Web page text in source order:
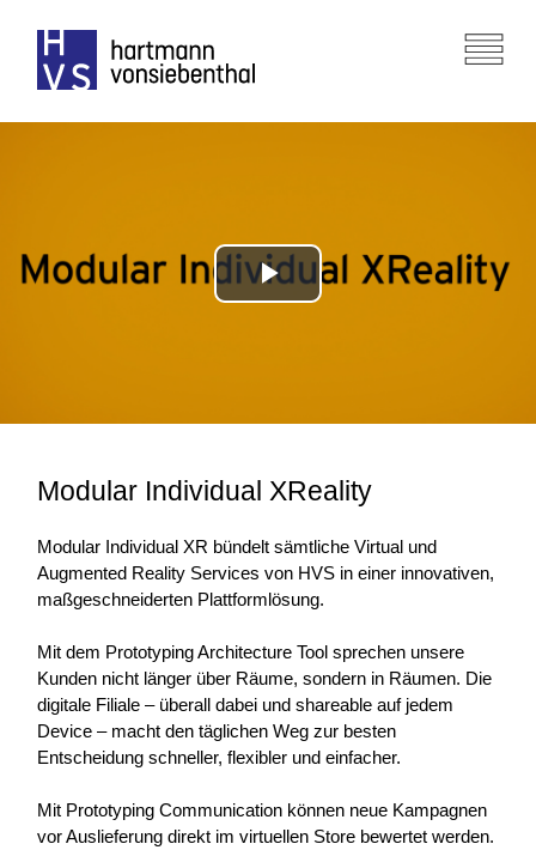
Play
Modular Individual XReality
Modular Individual XR bündelt sämtliche Virtual und
Augmented Reality Services von HVS in einer innovativen,
maßgeschneiderten Plattformlösung.
Mit dem Prototyping Architecture Tool sprechen unsere
Kunden nicht länger über Räume, sondern in Räumen. Die
digitale Filiale – überall dabei und shareable auf jedem
Device – macht den täglichen Weg zur besten
Entscheidung schneller, flexibler und einfacher.
Mit Prototyping Communication können neue Kampagnen
vor Auslieferung direkt im virtuellen Store bewertet werden.